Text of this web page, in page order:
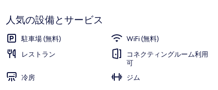
(钱
江
新
万
す
人気の設備とサービス
駐車場 (無料)
WiFi (無料)
レストラン
コネクティングルーム利用
可
冷房
ジム